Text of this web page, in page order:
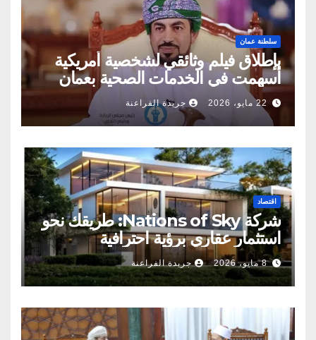
سلطنة عمان
بإطلاق فيلم وثائقي لشخصية أمريكية
أسهمت في الخدمات الصحية بعمان
22 مايو، 2026 جريدة الفراعنة
اقتصاد
شركة Nations of Sky: طريقك نحو
استثمار عقاري برؤية احترافية
8 مايو، 2026 جريدة الفراعنة